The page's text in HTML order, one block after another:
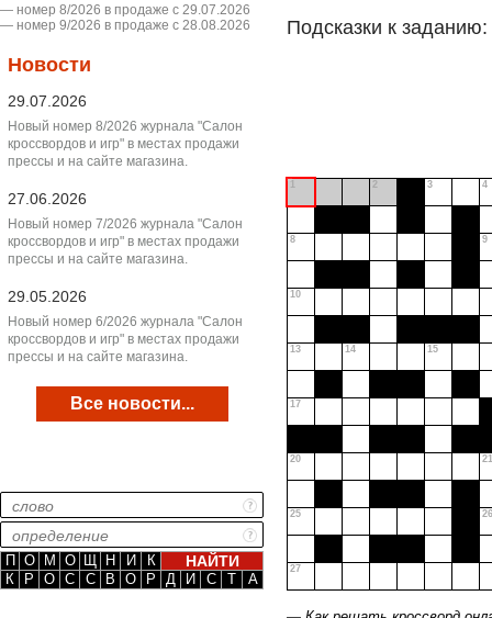
― номер 8/2026 в продаже с 29.07.2026
― номер 9/2026 в продаже с 28.08.2026
Новости
29.07.2026
Новый номер 8/2026 журнала "Салон
кроссвордов и игр" в местах продажи
прессы и на сайте магазина.
27.06.2026
Новый номер 7/2026 журнала "Салон
кроссвордов и игр" в местах продажи
прессы и на сайте магазина.
29.05.2026
Новый номер 6/2026 журнала "Салон
кроссвордов и игр" в местах продажи
прессы и на сайте магазина.
Все новости...
П О М О Щ Н И
К
К
Р О С С В О Р Д И С Т А
Подсказки к заданию:
1 2 3 4
8 9
10
13 14 15
17
20 21
25 26
27